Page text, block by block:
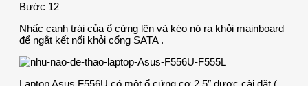
Bước 12
Nhấc cạnh trái của ổ cứng lên và kéo nó ra khỏi mainboard
để ngắt kết nối khỏi cổng SATA .